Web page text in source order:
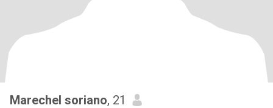
Marechel soriano, 21